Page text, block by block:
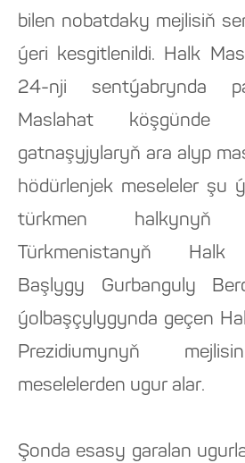
bilen nobatdaky mejlisiň
ýeri kesgitlenildi. Halk
24-nji sentýabrynda
Maslahat köşgünde
gatnaşyjylaryň ara alyp
hödürlenjek meseleler şu
türkmen
Türkmenistanyň Halk
Başlygy Gurbanguly
ýolbaşçylygynda geçen
Prezidiumynyň
meselelerden ugur alar.
Şonda esasy garalan